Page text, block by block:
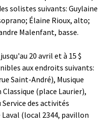
solistes suivants: Guylaine
Élaine Rioux, alto;
Malenfant, basse.
20 avril et à 15 $
aux endroits suivants:
Saint-André), Musique
(place Laurier),
des activités
(local 2344, pavillon